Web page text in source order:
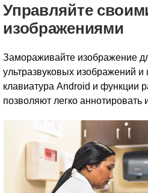
Управляйте
изображениями
Замораживайте изображение
ультразвуковых изображений и
клавиатура Android и функции
позволяют легко аннотировать